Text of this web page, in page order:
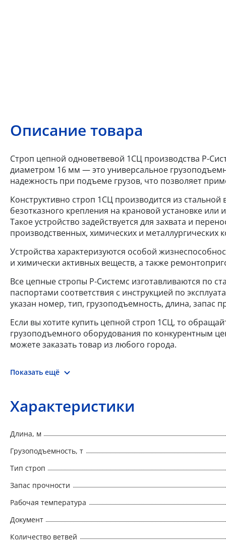
Описание товара
Строп цепной одноветвевой 1СЦ производства Р-
диаметром 16 мм — это универсальное
надежность при подъеме грузов, что позволяет
Конструктивно строп 1СЦ производится из
безотказного крепления на крановой установке
Такое устройство задействуется для захвата и
производственных, химических и металлургических
Устройства характеризуются особой
и химически активных веществ, а также
Все цепные стропы Р-Системс изготавливаются по
паспортами соответствия с инструкцией по
указан номер, тип, грузоподъемность, длина, запас
Если вы хотите купить цепной строп 1СЦ, то
грузоподъемного оборудования по конкурентным
можете заказать товар из любого города.
Показать ещё
Характеристики
Длина, м
Грузоподъемность, т
Тип строп
Запас прочности
Рабочая температура
Документ
Количество ветвей